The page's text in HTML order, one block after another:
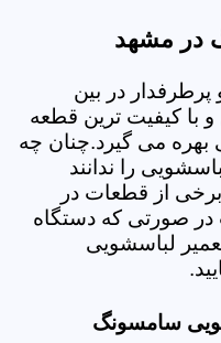
در مشهد
در بین
و با کیفیت ترین قطعه
می گیرد.چنان چه
را ندانند
از قطعات در
صورتی که دستگاه
لباسشویی
سامسونگ